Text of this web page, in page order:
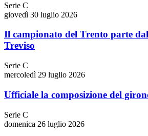
Serie C
giovedì 30 luglio 2026
Il campionato del Trento parte
Treviso
Serie C
mercoledì 29 luglio 2026
Ufficiale la composizione del
Serie C
domenica 26 luglio 2026